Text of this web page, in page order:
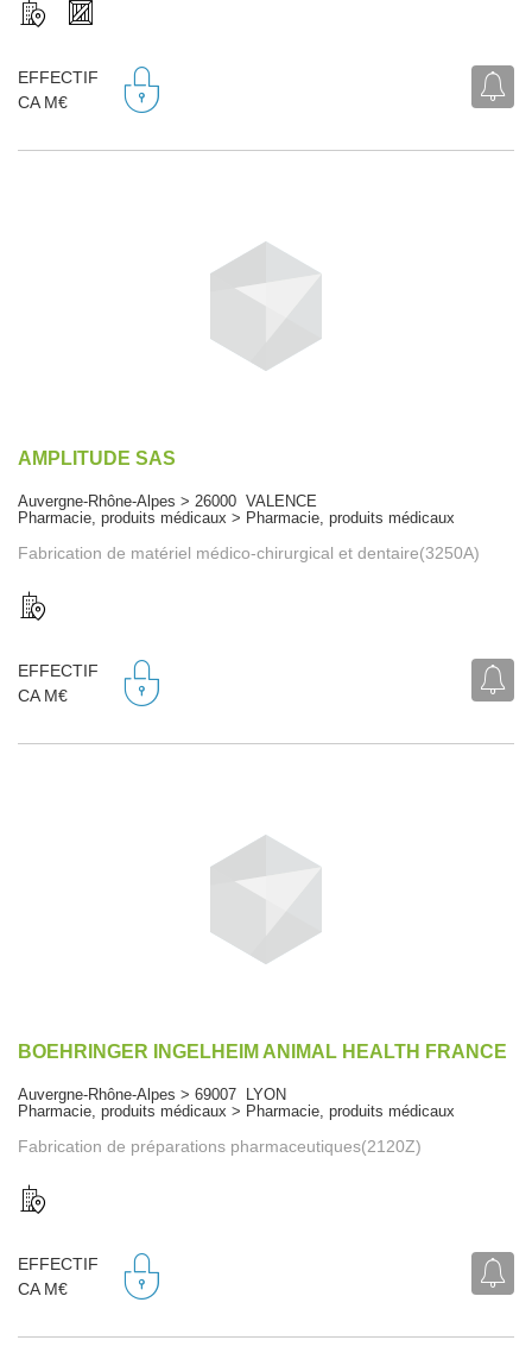
EFFECTIF
CA M€
AMPLITUDE SAS
Auvergne-Rhône-Alpes > 26000 VALENCE
Pharmacie, produits médicaux > Pharmacie, produits médicaux
Fabrication de matériel médico-chirurgical et dentaire(3250A)
EFFECTIF
CA M€
BOEHRINGER INGELHEIM ANIMAL HEALTH FRANCE
Auvergne-Rhône-Alpes > 69007 LYON
Pharmacie, produits médicaux > Pharmacie, produits médicaux
Fabrication de préparations pharmaceutiques(2120Z)
EFFECTIF
CA M€